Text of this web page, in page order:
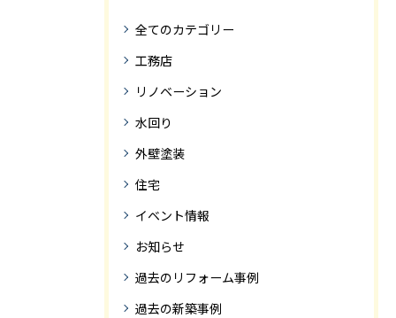
全てのカテゴリー
工務店
リノベーション
水回り
外壁塗装
住宅
イベント情報
お知らせ
過去のリフォーム事例
過去の新築事例